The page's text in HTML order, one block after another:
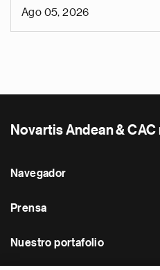
Ago 05, 2026
Novartis Andean &
Navegador
Prensa
Nuestro portafolio